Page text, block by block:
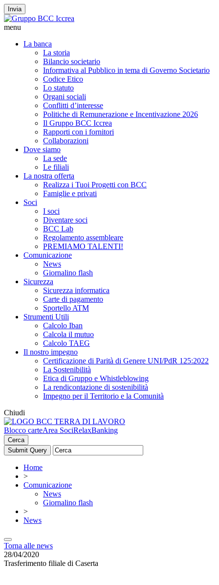
Invia
menu
La banca
La storia
Bilancio societario
Informativa al Pubblico in tema di Governo Societario
Codice Etico
Lo statuto
Organi sociali
Conflitti d’interesse
Politiche di Remunerazione e Incentivazione 2026
Il Gruppo BCC Iccrea
Rapporti con i fornitori
Collaborazioni
Dove siamo
La sede
Le filiali
La nostra offerta
Realizza i Tuoi Progetti con BCC
Famiglie e privati
Soci
I soci
Diventare soci
BCC Lab
Regolamento assembleare
PREMIAMO TALENTI!
Comunicazione
News
Giornalino flash
Sicurezza
Sicurezza informatica
Carte di pagamento
Sportello ATM
Strumenti Utili
Calcolo Iban
Calcola il mutuo
Calcolo TAEG
Il nostro impegno
Certificazione di Parità di Genere UNI/PdR 125:2022
La Sostenibilità
Etica di Gruppo e Whistleblowing
La rendicontazione di sostenibilità
Impegno per il Territorio e la Comunità
Chiudi
Blocco carteArea SociRelaxBanking
Cerca
Home
>
Comunicazione
News
Giornalino flash
>
News
Torna alle news
28/04/2020
Trasferimento filiale di Caserta